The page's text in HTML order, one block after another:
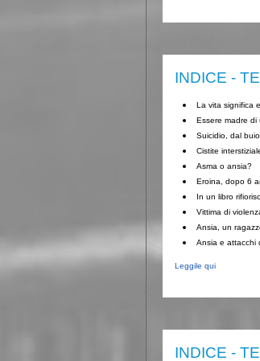
INDICE -
La vita significa
Essere madre di
Suicidio, dal
Cistite
Asma o ansia?
Eroina, dopo 6
In un libro
Vittima di
Ansia, un
Ansia e attacchi
Leggile qui
INDICE -